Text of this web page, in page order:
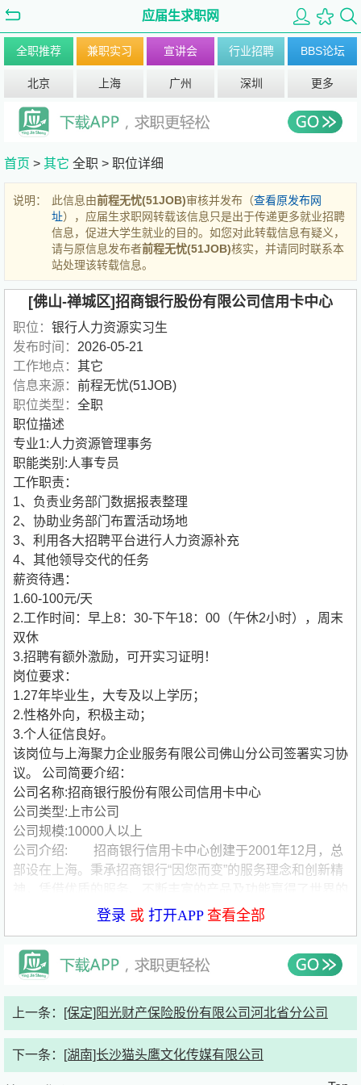
应届生求职网
全职推荐 兼职实习 宣讲会 行业招聘 BBS论坛
北京 上海 广州 深圳 更多
首页 > 其它 全职 > 职位详细
说明： 此信息由前程无忧(51JOB)审核并发布（查看原发布网
址），应届生求职网转载该信息只是出于传递更多就业招聘
信息，促进大学生就业的目的。如您对此转载信息有疑义，
请与原信息发布者前程无忧(51JOB)核实，并请同时联系本
站处理该转载信息。
[佛山-禅城区]招商银行股份有限公司信用卡中心
职位： 银行人力资源实习生
发布时间： 2026-05-21
工作地点： 其它
信息来源： 前程无忧(51JOB)
职位类型： 全职
职位描述
专业1:人力资源管理事务
职能类别:人事专员
工作职责：
1、负责业务部门数据报表整理
2、协助业务部门布置活动场地
3、利用各大招聘平台进行人力资源补充
4、其他领导交代的任务
薪资待遇：
1.60-100元/天
2.工作时间：早上8：30-下午18：00（午休2小时），周末
双休
3.招聘有额外激励，可开实习证明！
岗位要求：
1.27年毕业生，大专及以上学历；
2.性格外向，积极主动；
3.个人征信良好。
该岗位与上海聚力企业服务有限公司佛山分公司签署实习协
议。 公司简要介绍：
公司名称:招商银行股份有限公司信用卡中心
公司类型:上市公司
公司规模:10000人以上
公司介绍: 招商银行信用卡中心创建于2001年12月，总
部设在上海。秉承招商银行“因您而变”的服务理念和创新精
广泛认同，创造出一连串的“***”和奇迹，成为国内最具影响
而入选《哈佛商学院》经典案例。
中心锐意进取，在中国金融互联网建设中屡开先河，缔造国
现！
登录 或 打开APP查看全部
上一条： [保定]阳光财产保险股份有限公司河北省分公司
下一条： [湖南]长沙猫头鹰文化传媒有限公司